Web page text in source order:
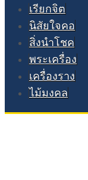
เรียกจิต
นิสัยใจคอ
สิ่งนำโชค
พระเครื่อง
เครื่องราง
ไม้มงคล